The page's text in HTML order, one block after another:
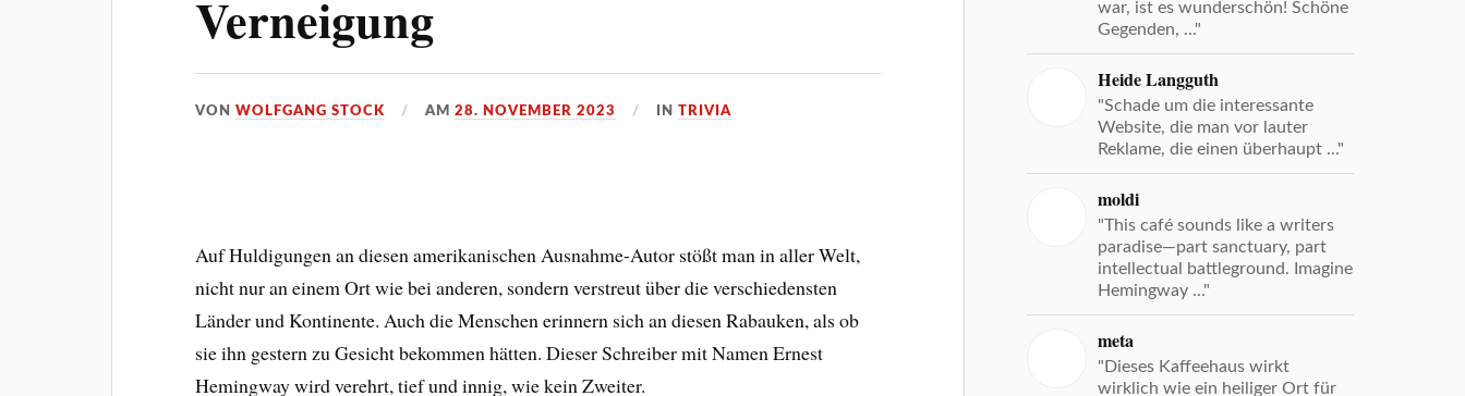
Verneigung
VONWOLFGANG STOCK AM28. NOVEMBER 2023 INTRIVIA
Auf Huldigungen an diesen amerikanischen Ausnahme-Autor stößt man in aller Welt,
nicht nur an einem Ort wie bei anderen, sondern verstreut über die verschiedensten
Länder und Kontinente. Auch die Menschen erinnern sich an diesen Rabauken, als ob
sie ihn gestern zu Gesicht bekommen hätten. Dieser Schreiber mit Namen Ernest
Hemingway wird verehrt, tief und innig, wie kein Zweiter.
war, ist es wunderschön! Schöne
Gegenden, ..."
Heide Langguth
"Schade um die interessante
Website, die man vor lauter
Reklame, die einen überhaupt ..."
moldi
"This café sounds like a writers
paradise—part sanctuary, part
intellectual battleground. Imagine
Hemingway ..."
meta
"Dieses Kaffeehaus wirkt
wirklich wie ein heiliger Ort für